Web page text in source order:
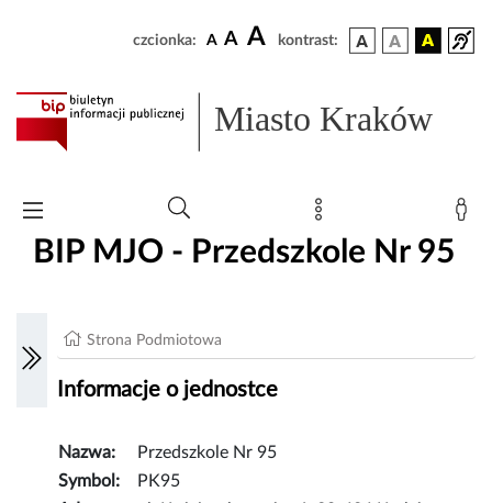
czcionka: A A A kontrast:
Miasto Kraków
BIP MJO - Przedszkole Nr 95
Strona Podmiotowa
Informacje o jednostce
Nazwa:
Przedszkole Nr 95
Symbol:
PK95